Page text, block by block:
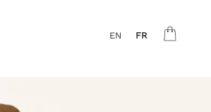
EN FR